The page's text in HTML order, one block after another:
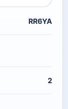
RR6YA
2